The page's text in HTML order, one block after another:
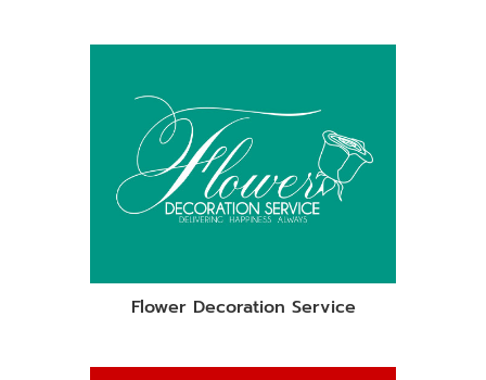
Flower Decoration Service